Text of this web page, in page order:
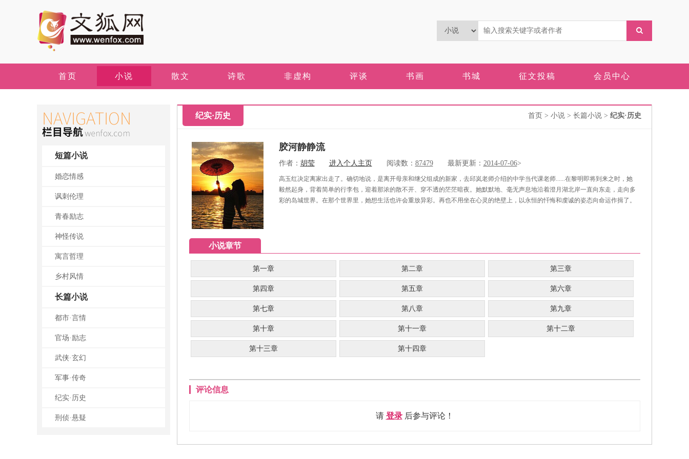
首页 小说 散文 诗歌 非虚构 评谈 书画 书城 征文投稿 会员中心
短篇小说
婚恋情感
讽刺伦理
青春励志
神怪传说
寓言哲理
乡村风情
长篇小说
都市·言情
官场·励志
武侠·玄幻
军事·传奇
纪实·历史
刑侦·悬疑
纪实·历史 首页 > 小说 > 长篇小说 > 纪实·历史
胶河静静流
作者： 胡莹 进入个人主页 阅读数： 87479最新更新： 2014-07-06>
高玉红决定离家出走了。确切地说，是离开母亲和继父组成的新家，去邱岚老师介绍的中学当代课老师......在黎明即将到来之时，她
毅然起身，背着简单的行李包，迎着那浓的散不开、穿不透的茫茫暗夜。她默默地、毫无声息地沿着澄月湖北岸一直向东走，走向多
彩的岛城世界。在那个世界里，她想生活也许会重放异彩。再也不用坐在心灵的绝壁上，以永恒的忏悔和虔诚的姿态向命运作揖了。
小说章节
第一章 第二章 第三章
第四章 第五章 第六章
第七章 第八章 第九章
第十章 第十一章 第十二章
第十三章 第十四章
评论信息
请 登录后参与评论！